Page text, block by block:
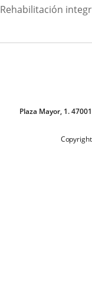
Descripción
Rehabilitación
Plaza Mayor, 1.